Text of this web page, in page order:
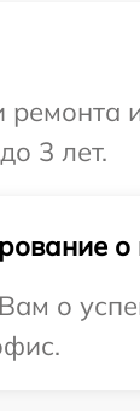
3 лет.
о
о